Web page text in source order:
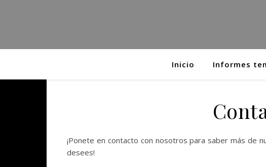
Inicio Informes
¡Ponete en contacto con nosotros para saber más de
desees!